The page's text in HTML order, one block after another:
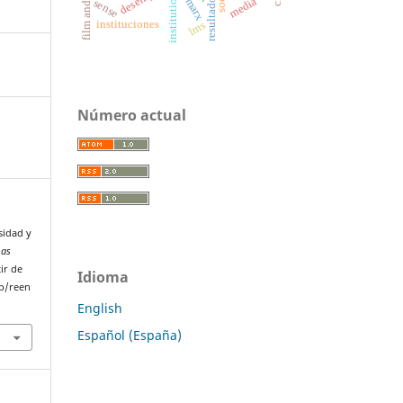
y
de
reen
institutions
instituciones
marx media
lms
sense
Número actual
Idioma
English
Español (España)